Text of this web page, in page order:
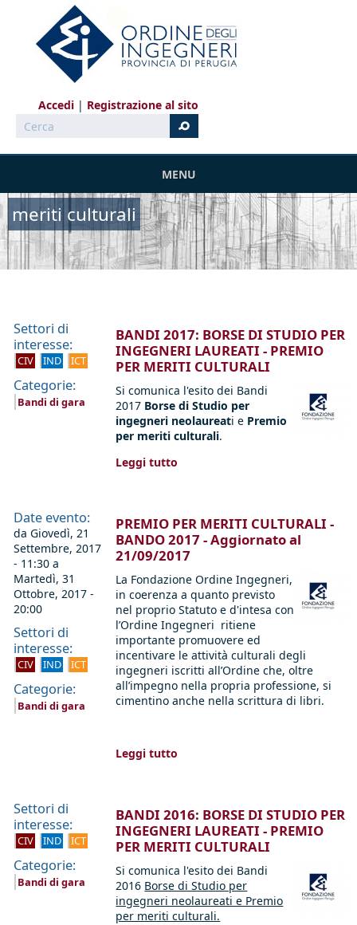
Salta al contenuto principale
Accedi
Registrazione al sito
Cerca
MENU
meriti culturali
Settori di
interesse:
CIV IND ICT
Categorie:
Bandi di gara
BANDI 2017: BORSE DI STUDIO PER
INGEGNERI LAUREATI - PREMIO
PER MERITI CULTURALI
Si comunica l'esito dei Bandi
2017 Borse di Studio per
ingegneri neolaureati e Premio
per meriti culturali.
Leggi tutto
Date evento:
da Giovedì, 21
Settembre, 2017
- 11:30 a
Martedì, 31
Ottobre, 2017 -
20:00
Settori di
interesse:
CIV IND ICT
Categorie:
Bandi di gara
PREMIO PER MERITI CULTURALI -
BANDO 2017 - Aggiornato al
21/09/2017
La Fondazione Ordine Ingegneri,
in coerenza a quanto previsto
nel proprio Statuto e d'intesa con
l’Ordine Ingegneri ritiene
importante promuovere ed
incentivare le attività culturali degli
ingegneri iscritti all’Ordine che, oltre
all’impegno nella propria professione, si
cimentino anche nella scrittura di libri.
Leggi tutto
Settori di
interesse:
CIV IND ICT
Categorie:
Bandi di gara
BANDI 2016: BORSE DI STUDIO PER
INGEGNERI LAUREATI - PREMIO
PER MERITI CULTURALI
Si comunica l'esito dei Bandi
2016 Borse di Studio per
ingegneri neolaureati e Premio
per meriti culturali.